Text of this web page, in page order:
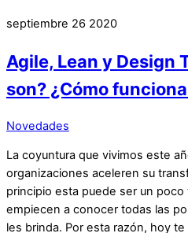
septiembre 26 2020
Agile, Lean y Design
son? ¿Cómo
Novedades
La coyuntura que vivimos este
organizaciones aceleren su
principio esta puede ser un
empiecen a conocer todas las
les brinda. Por esta razón, hoy